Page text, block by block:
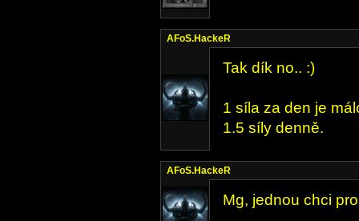
AFoS.HackeR
Tak dík no.. :)
1 síla za den je
1.5 síly denně.
AFoS.HackeR
Mg, jednou chci